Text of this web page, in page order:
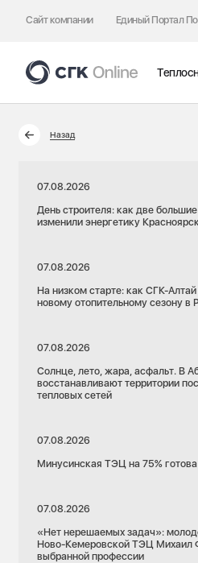
Сайт компании Единый Портал
Назад
07.08.2026
День строителя: как две
изменили энергетику
07.08.2026
На низком старте: как СГК-Алтай
новому отопительному сезону в
07.08.2026
Солнце, лето, жара, асфальт. В
восстанавливают территории
тепловых сетей
07.08.2026
Минусинская ТЭЦ на 75%
07.08.2026
«Нет нерешаемых задач»:
Ново-Кемеровской ТЭЦ Михаил
выбранной профессии